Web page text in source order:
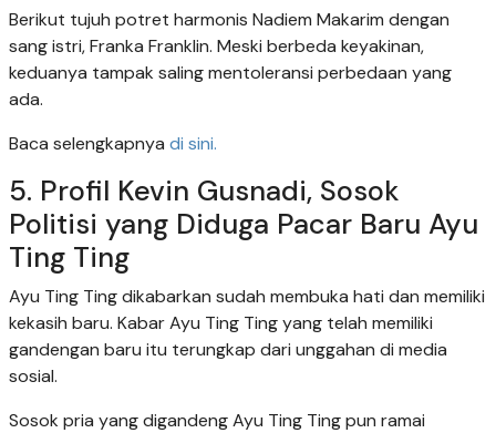
Berikut tujuh potret harmonis Nadiem Makarim dengan
sang istri, Franka Franklin. Meski berbeda keyakinan,
keduanya tampak saling mentoleransi perbedaan yang
ada.
Baca selengkapnya di sini.
5. Profil Kevin Gusnadi, Sosok
Politisi yang Diduga Pacar Baru Ayu
Ting Ting
Ayu Ting Ting dikabarkan sudah membuka hati dan memiliki
kekasih baru. Kabar Ayu Ting Ting yang telah memiliki
gandengan baru itu terungkap dari unggahan di media
sosial.
Sosok pria yang digandeng Ayu Ting Ting pun ramai